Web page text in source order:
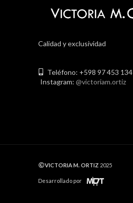
Calidad y exclusividad
Teléfono: +598 97 453 134
Instagram: @victoriam.ortiz
VICTORIA M. ORTIZ 2025
Desarrollado por